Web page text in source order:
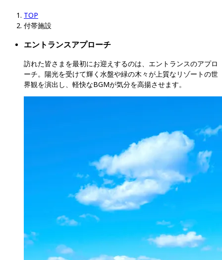
TOP
付帯施設
エントランスアプローチ
訪れた皆さまを最初にお迎えするのは、エントランスのアプロ
ーチ。陽光を受けて輝く水盤や緑の木々が上質なリゾートの世
界観を演出し、軽快なBGMが気分を高揚させます。